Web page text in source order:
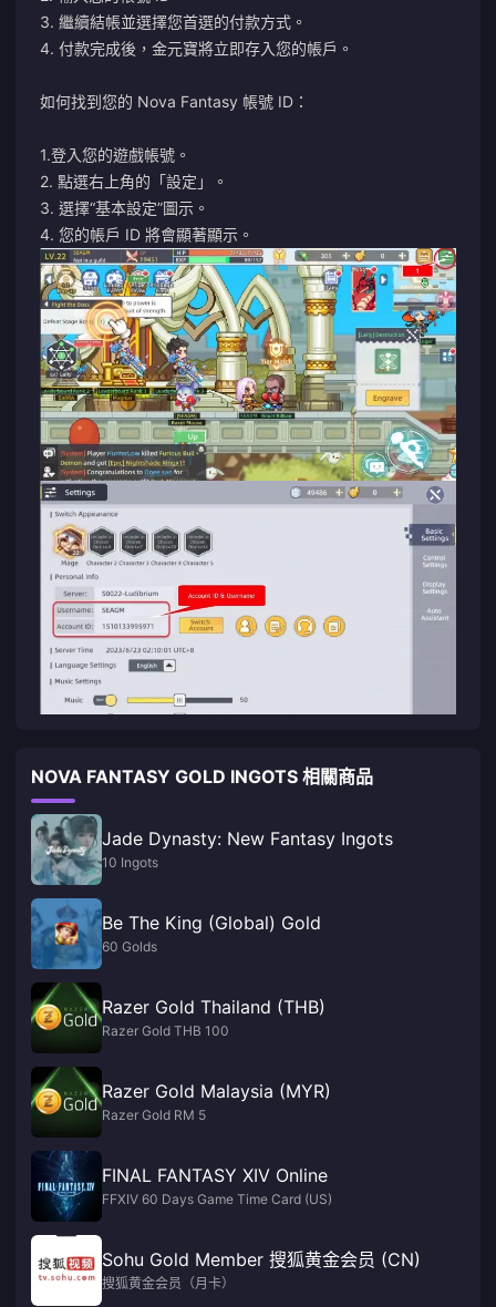
3. 繼續結帳並選擇您首選的付款方式。
4. 付款完成後，金元寶將立即存入您的帳戶。
如何找到您的 Nova Fantasy 帳號 ID：
1.登入您的遊戲帳號。
2. 點選右上角的「設定」。
3. 選擇“基本設定”圖示。
4. 您的帳戶 ID 將會顯著顯示。
NOVA FANTASY GOLD INGOTS 相關商品
Jade Dynasty: New Fantasy Ingots
10 Ingots
Be The King (Global) Gold
60 Golds
Razer Gold Thailand (THB)
Razer Gold THB 100
Razer Gold Malaysia (MYR)
Razer Gold RM 5
FINAL FANTASY XIV Online
FFXIV 60 Days Game Time Card (US)
Sohu Gold Member 搜狐黄金会员 (CN)
搜狐黄金会员（月卡）